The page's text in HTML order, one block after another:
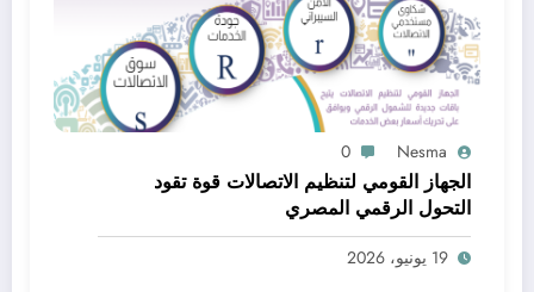
Nesma
0
الجهاز القومي لتنظيم الاتصالات قوة تقود
التحول الرقمي المصري
19 يونيو، 2026